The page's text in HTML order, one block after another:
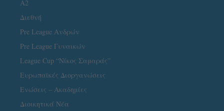
A2
Διεθνή
Pre League Ανδρών
Pre League Γυναικών
League Cup “Νίκος Σαμαράς”
Ευρωπαϊκές Διοργανώσεις
Ενώσεις – Ακαδημίες
Διοικητικά Νέα